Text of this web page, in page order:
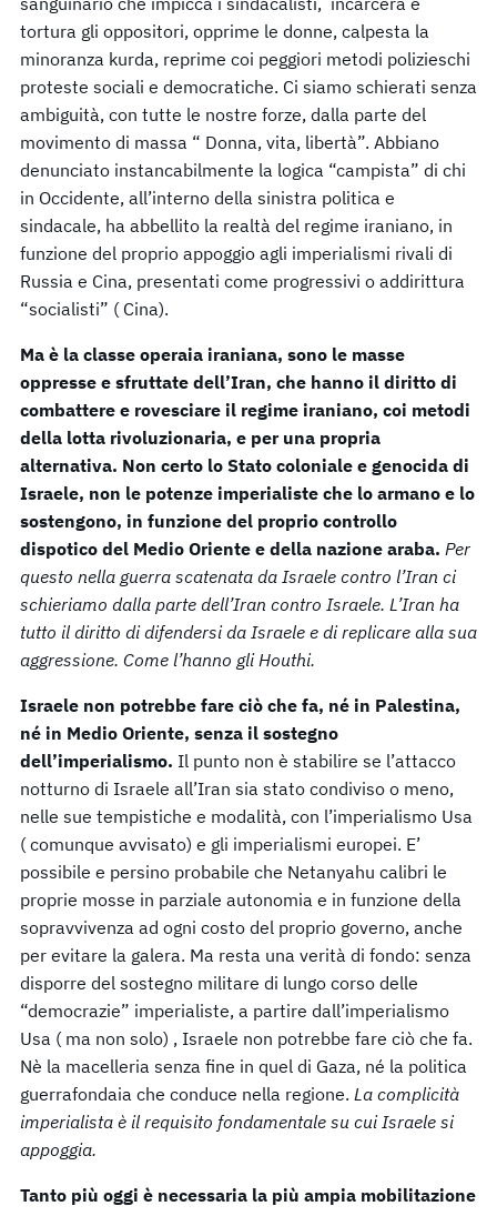
tortura gli oppositori, opprime le donne, calpesta la
minoranza kurda, reprime coi peggiori metodi polizieschi
proteste sociali e democratiche. Ci siamo schierati senza
ambiguità, con tutte le nostre forze, dalla parte del
movimento di massa “ Donna, vita, libertà”. Abbiano
denunciato instancabilmente la logica “campista” di chi
in Occidente, all’interno della sinistra politica e
sindacale, ha abbellito la realtà del regime iraniano, in
funzione del proprio appoggio agli imperialismi rivali di
Russia e Cina, presentati come progressivi o addirittura
“socialisti” ( Cina).
Ma è la classe operaia iraniana, sono le masse
oppresse e sfruttate dell’Iran, che hanno il diritto di
combattere e rovesciare il regime iraniano, coi metodi
della lotta rivoluzionaria, e per una propria
alternativa. Non certo lo Stato coloniale e genocida di
Israele, non le potenze imperialiste che lo armano e lo
sostengono, in funzione del proprio controllo
dispotico del Medio Oriente e della nazione araba. Per
questo nella guerra scatenata da Israele contro l’Iran ci
schieriamo dalla parte dell’Iran contro Israele. L’Iran ha
tutto il diritto di difendersi da Israele e di replicare alla sua
aggressione. Come l’hanno gli Houthi.
Israele non potrebbe fare ciò che fa, né in Palestina,
né in Medio Oriente, senza il sostegno
dell’imperialismo. Il punto non è stabilire se l’attacco
notturno di Israele all’Iran sia stato condiviso o meno,
nelle sue tempistiche e modalità, con l’imperialismo Usa
( comunque avvisato) e gli imperialismi europei. E’
possibile e persino probabile che Netanyahu calibri le
proprie mosse in parziale autonomia e in funzione della
sopravvivenza ad ogni costo del proprio governo, anche
per evitare la galera. Ma resta una verità di fondo: senza
disporre del sostegno militare di lungo corso delle
“democrazie” imperialiste, a partire dall’imperialismo
Usa ( ma non solo) , Israele non potrebbe fare ciò che fa.
Nè la macelleria senza fine in quel di Gaza, né la politica
guerrafondaia che conduce nella regione. La complicità
imperialista è il requisito fondamentale su cui Israele si
appoggia.
Tanto più oggi è necessaria la più ampia mobilitazione